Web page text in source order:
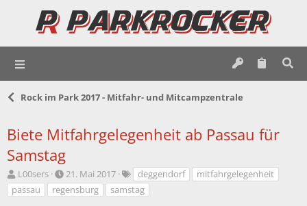
Rock im Park 2017 - Mitfahr- und Mitcampzentrale
Biete Mitfahrgelegenheit ab Passau für
Samstag
E
r
s
L00sers
E
r
s
21. Mai 2017
S
c
h
deggendorf
mitfahrgelegenheit
passau
regensburg samstag